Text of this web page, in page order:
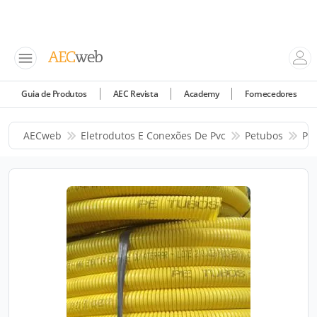
Guia de Produtos AEC Revista Academy Fornecedores
AECweb Eletrodutos E Conexões De Pvc Petubos